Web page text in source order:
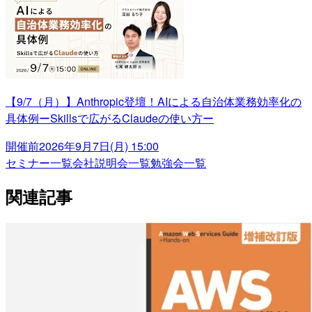
【9/7（月）】Anthropic登壇！AIによる自治体業務効率化の
具体例ーSkillsで広がるClaudeの使い方ー
開催前2026年9月7日(月) 15:00
セミナー一覧会社説明会一覧勉強会一覧
関連記事